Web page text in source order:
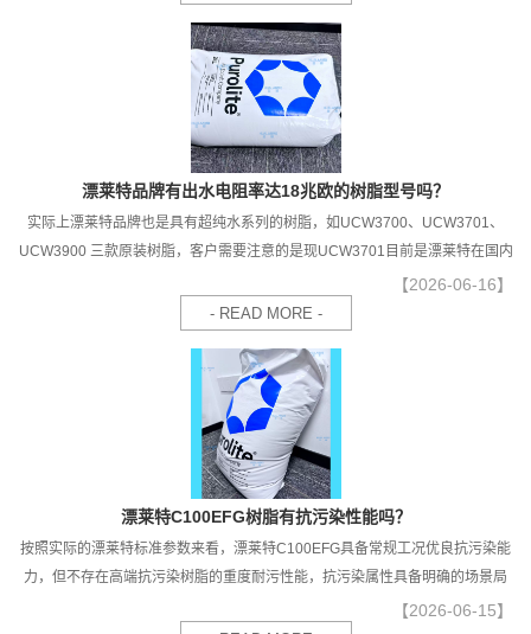
漂莱特品牌有出水电阻率达18兆欧的树脂型号吗？
实际上漂莱特品牌也是具有超纯水系列的树脂，如UCW3700、UCW3701、
UCW3900 三款原装树脂，客户需要注意的是现UCW3701目前是漂莱特在国内
生产的树脂，不属于进口树脂，同时开始慢慢替代掉UCW3700型号，会发现现
在水处理市场上已很少有UCW3700型号树脂的身影。
【2026-06-16】
- READ MORE -
漂莱特C100EFG树脂有抗污染性能吗？
按照实际的漂莱特标准参数来看，漂莱特C100EFG具备常规工况优良抗污染能
力，但不存在高端抗污染树脂的重度耐污性能，抗污染属性具备明确的场景局
限性，精准把握其性能边界，是保障树脂长效稳定运行的关键。
【2026-06-15】